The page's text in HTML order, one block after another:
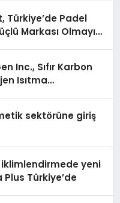
Türkiye’de Padel
Markası Olmayı
Inc., Sıfır Karbon
Isıtma
sektörüne giriş
iklimlendirmede yeni
Türkiye’de